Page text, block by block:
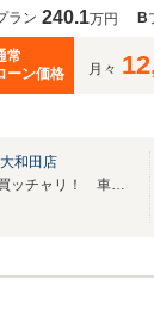
ラン 240.1万円 B
常
ーン価格
月々
和田店
くるまのことはなんでも売ッチャリ買ッチャリ！ 車の買取・販売の横綱です！